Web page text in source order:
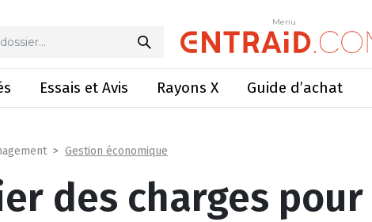
Menu
Essais et Avis Rayons X Guide d’achat
Menu
Un cahier des charges pour les tracteurs
Gestion économique
des charges pour